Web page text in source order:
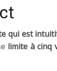
qui est
limite à cinq